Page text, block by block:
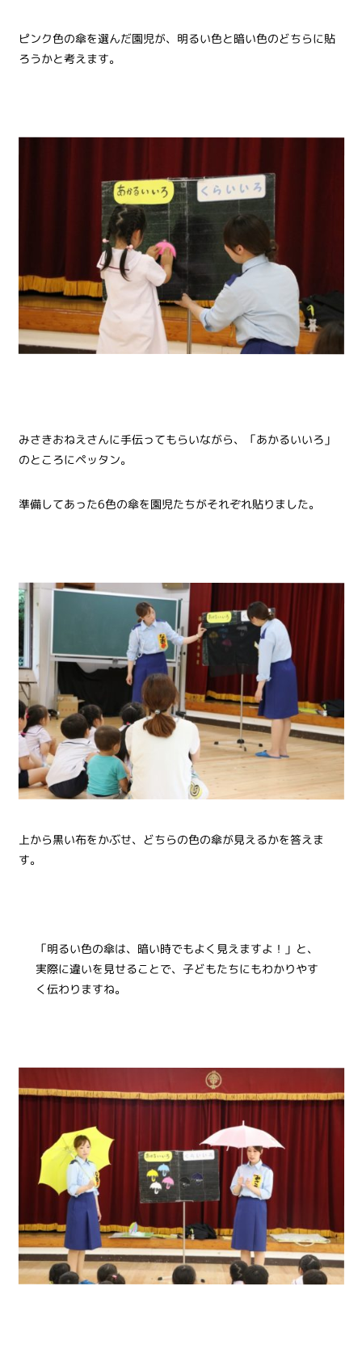
ピンク色の傘を選んだ園児が、明るい色と暗い色のどちらに貼
ろうかと考えます。
みさきおねえさんに手伝ってもらいながら、「あかるいいろ」
のところにペッタン。
準備してあった6色の傘を園児たちがそれぞれ貼りました。
上から黒い布をかぶせ、どちらの色の傘が見えるかを答えま
す。
「明るい色の傘は、暗い時でもよく見えますよ！」と、
実際に違いを見せることで、子どもたちにもわかりやす
く伝わりますね。